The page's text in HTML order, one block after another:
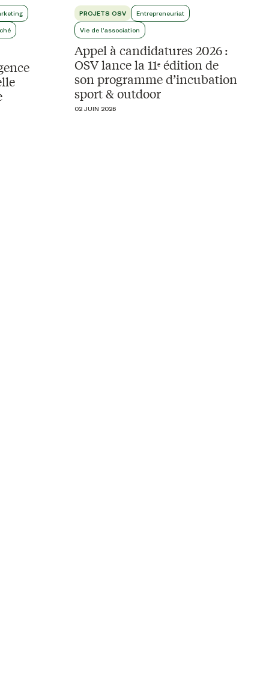
PROJETS OSV Entrepreneuriat
Vie de l'association
Appel à candidatures 2026 :
OSV lance la 11ᵉ édition de
son programme d’incubation
sport & outdoor
02 JUIN 2026